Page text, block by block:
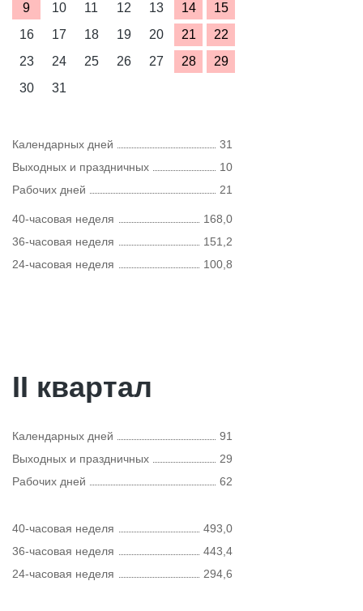
9
10 11 12 13 14
15
16
17 18 19 20 21
22
23
24 25 26 27 28
29
30
31
Календарных дней
31
Выходных и праздничных
10
Рабочих дней
21
40-часовая неделя
168,0
36-часовая неделя
151,2
24-часовая неделя
100,8
II квартал
Календарных дней
91
Выходных и праздничных
29
Рабочих дней
62
40-часовая неделя
493,0
36-часовая неделя
443,4
24-часовая неделя
294,6